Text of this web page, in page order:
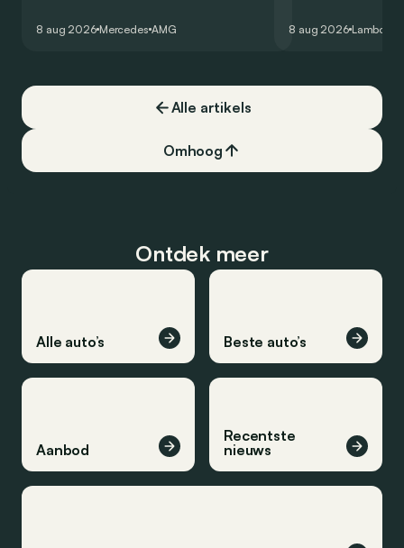
8 aug 2026 Mercedes AMG
een record voor
8 aug 2026
Alle artikels
Omhoog
Ontdek meer
Alle auto’s Beste auto’s
Aanbod
Recentste
nieuws